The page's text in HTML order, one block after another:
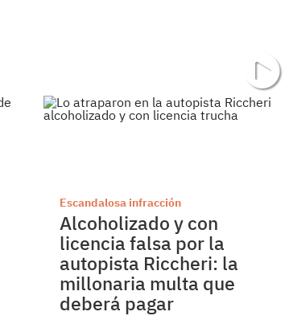
Escandalosa infracción
Alcoholizado y con
licencia falsa por la
autopista Riccheri: la
millonaria multa que
deberá pagar